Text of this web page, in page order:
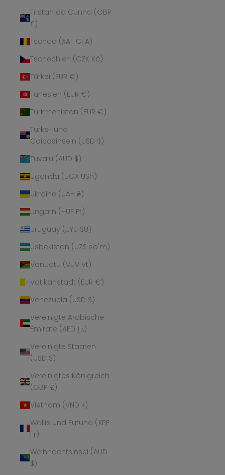
Tristan da Cunha (GBP
£)
Tschad (XAF CFA)
Tschechien (CZK Kč)
Türkei (EUR €)
Tunesien (EUR €)
Turkmenistan (EUR €)
Turks- und
Caicosinseln (USD $)
Tuvalu (AUD $)
Uganda (UGX USh)
Ukraine (UAH ₴)
Ungarn (HUF Ft)
Uruguay (UYU $U)
Usbekistan (UZS so'm)
Vanuatu (VUV Vt)
Vatikanstadt (EUR €)
Venezuela (USD $)
Vereinigte Arabische
Emirate (AED د.إ)
Vereinigte Staaten
(USD $)
Vereinigtes Königreich
(GBP £)
Vietnam (VND ₫)
Wallis und Futuna (XPF
Fr)
Weihnachtsinsel (AUD
$)